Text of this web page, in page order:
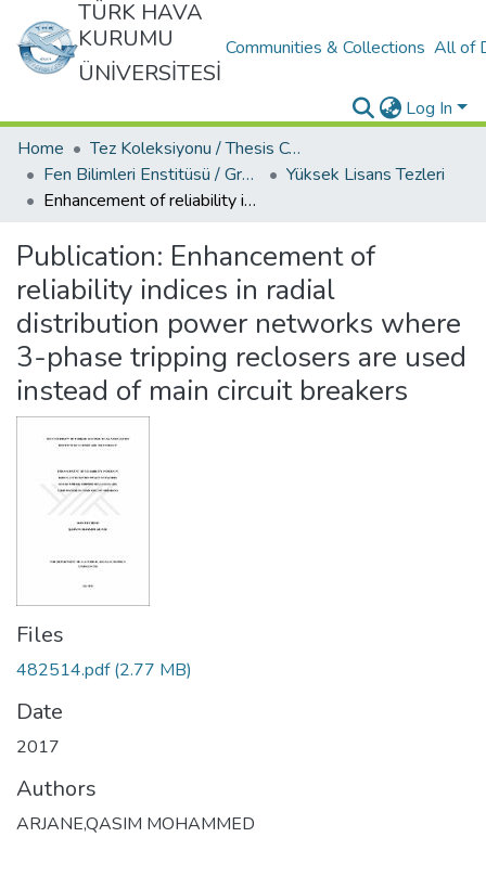
TÜRK HAVA
KURUMU
ÜNİVERSİTESİ
Communities & Collections All of
Log In
Home
Tez Koleksiyonu / Thesis Collection
Fen Bilimleri Enstitüsü / Graduate School Of Natural Applied Sciences
Yüksek Lisans Tezleri
Enhancement of reliability indices in radial distribution power networks where 3-phase tripping reclosers are used instead of main circuit breakers
Publication: Enhancement of
reliability indices in radial
distribution power networks where
3-phase tripping reclosers are used
instead of main circuit breakers
Files
482514.pdf(2.77 MB)
Date
2017
Authors
ARJANE,QASIM MOHAMMED